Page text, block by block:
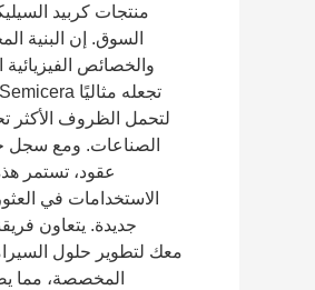
منتجات كربيد
السوق. إن البنية
والخصائص الفيزيائية
لتحمل الظروف الأكثر
الصناعات. ومع
عقود، تستمر
الاستخدامات في
جديدة. يتعاون
المخصصة، مما